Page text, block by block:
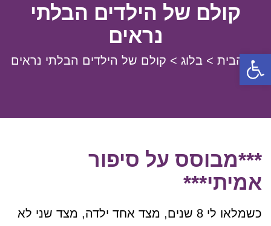
קולם של הילדים הבלתי
נראים
דף הבית >בלוג > קולם של הילדים הבלתי נראים
***מבוסס על סיפור
אמיתי***
כשמלאו לי 8 שנים, מצד אחד ילדה, מצד שני לא
פתח סרגל נגישות